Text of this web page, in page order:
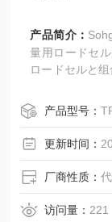
产品简介：
量用ロードセ
ロードセルと
产品型号：
更新时间：
厂商性质：
访问量： 221